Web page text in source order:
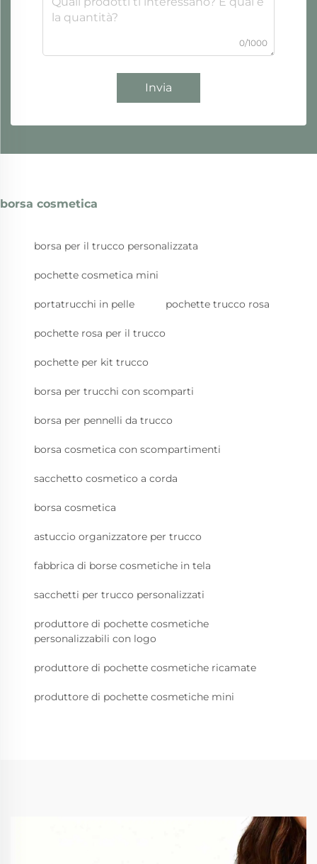
0/1000
Invia
borsa cosmetica
borsa per il trucco personalizzata
pochette cosmetica mini
portatrucchi in pelle pochette trucco rosa
pochette rosa per il trucco
pochette per kit trucco
borsa per trucchi con scomparti
borsa per pennelli da trucco
borsa cosmetica con scompartimenti
sacchetto cosmetico a corda
borsa cosmetica
astuccio organizzatore per trucco
fabbrica di borse cosmetiche in tela
sacchetti per trucco personalizzati
produttore di pochette cosmetiche
personalizzabili con logo
produttore di pochette cosmetiche ricamate
produttore di pochette cosmetiche mini